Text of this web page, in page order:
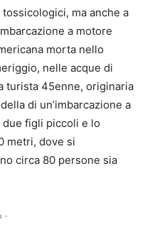
ma anche a
a motore
morta nello
nelle acque di
turista 45enne, originaria
di un’imbarcazione a
figli piccoli e lo
metri, dove si
circa 80 persone sia
-